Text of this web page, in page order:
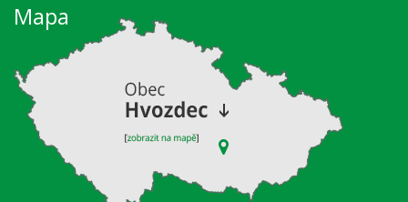
Mapa